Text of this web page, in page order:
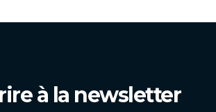
à la newsletter